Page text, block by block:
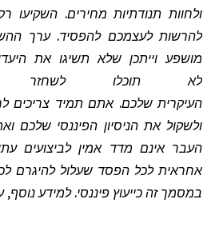
ולחוות תנודתיות מחירים.
להרשות לעצמכם להפסיד. ערך
מושפע וייתכן שלא תשיגו את
לא תוכלו
העיקרית שלכם. אתם תמיד צריכים
ולשקול את הניסיון הפיננסי שלכם
העבר אינם מדד אמין לביצועים
אחראית לכל הפסד שעלול להיגרם
במסמך זה כייעוץ פיננסי. למידע נוסף,